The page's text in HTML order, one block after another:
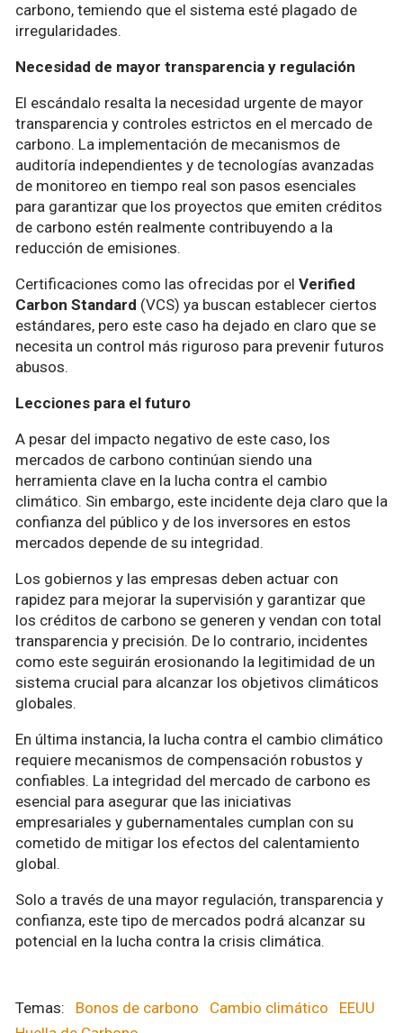
carbono, temiendo que el sistema esté plagado de
irregularidades.
Necesidad de mayor transparencia y regulación
El escándalo resalta la necesidad urgente de mayor
transparencia y controles estrictos en el mercado de
carbono. La implementación de mecanismos de
auditoría independientes y de tecnologías avanzadas
de monitoreo en tiempo real son pasos esenciales
para garantizar que los proyectos que emiten créditos
de carbono estén realmente contribuyendo a la
reducción de emisiones.
Certificaciones como las ofrecidas por el Verified
Carbon Standard (VCS) ya buscan establecer ciertos
estándares, pero este caso ha dejado en claro que se
necesita un control más riguroso para prevenir futuros
abusos.
Lecciones para el futuro
A pesar del impacto negativo de este caso, los
mercados de carbono continúan siendo una
herramienta clave en la lucha contra el cambio
climático. Sin embargo, este incidente deja claro que la
confianza del público y de los inversores en estos
mercados depende de su integridad.
Los gobiernos y las empresas deben actuar con
rapidez para mejorar la supervisión y garantizar que
los créditos de carbono se generen y vendan con total
transparencia y precisión. De lo contrario, incidentes
como este seguirán erosionando la legitimidad de un
sistema crucial para alcanzar los objetivos climáticos
globales.
En última instancia, la lucha contra el cambio climático
requiere mecanismos de compensación robustos y
confiables. La integridad del mercado de carbono es
esencial para asegurar que las iniciativas
empresariales y gubernamentales cumplan con su
cometido de mitigar los efectos del calentamiento
global.
Solo a través de una mayor regulación, transparencia y
confianza, este tipo de mercados podrá alcanzar su
potencial en la lucha contra la crisis climática.
Bonos de carbono Cambio climático
EEUU